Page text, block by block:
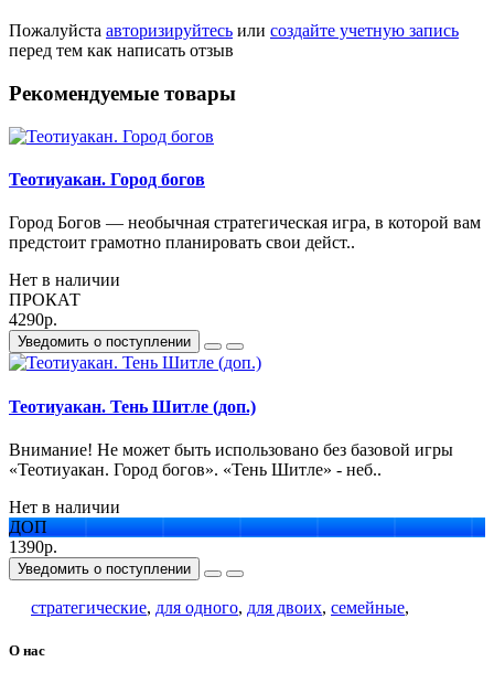
Пожалуйста авторизируйтесь или создайте учетную запись
перед тем как написать отзыв
Рекомендуемые товары
Теотиуакан. Город богов
Город Богов — необычная стратегическая игра, в которой вам
предстоит грамотно планировать свои дейст..
Нет в наличии
ПРОКАТ
4290р.
Уведомить о поступлении
Теотиуакан. Тень Шитле (доп.)
Внимание! Не может быть использовано без базовой игры
«Теотиуакан. Город богов». «Тень Шитле» - неб..
Нет в наличии
ДОП
1390р.
Уведомить о поступлении
стратегические, для одного, для двоих, семейные,
О нас